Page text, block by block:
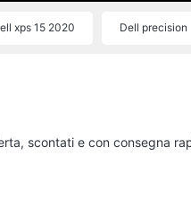
xps 15 2020 Dell precision
scontati e con consegna